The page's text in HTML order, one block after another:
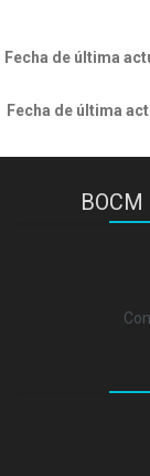
Fecha de última
Fecha de última